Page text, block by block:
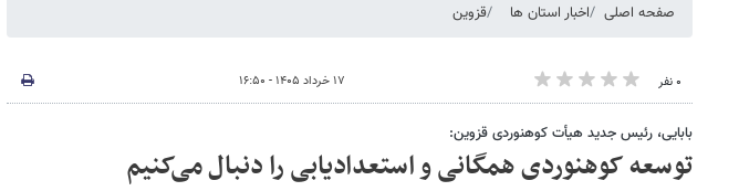
صفحه اصلی اخبار استان ها قزوین
۰ نفر ۱۷ خرداد ۱۴۰۵ - ۱۶:۵۰
بابایی، رئیس جدید هیأت کوهنوردی قزوین:
توسعه کوهنوردی همگانی و استعدادیابی را دنبال می‌کنیم